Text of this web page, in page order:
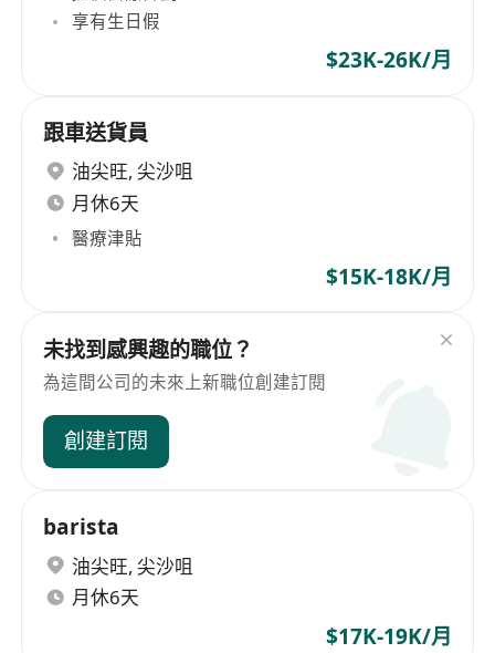
享有生日假
$23K-26K/月
跟車送貨員
油尖旺, 尖沙咀
月休6天
醫療津貼
$15K-18K/月
未找到感興趣的職位？
為這間公司的未來上新職位創建訂閱
創建訂閱
barista
油尖旺, 尖沙咀
月休6天
$17K-19K/月